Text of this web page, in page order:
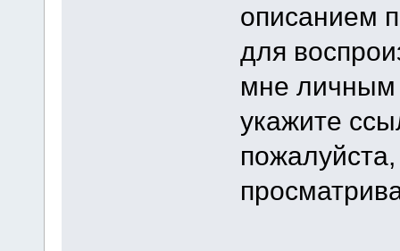
описанием
для
мне
укажите